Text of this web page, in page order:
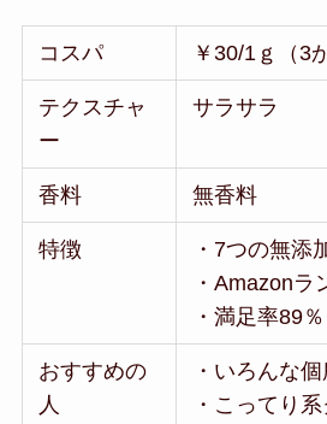
コスパ ￥30/1ｇ（3
テクスチャ
ー
サラサラ
香料 無香料
特徴
・7つの無添
・Amazonラ
・満足率89％
おすすめの
人
・いろんな
・こってり